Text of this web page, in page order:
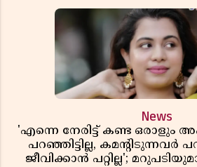
News
'എന്നെ നേരിട്ട് കണ്ട ഒരാളും
പറഞ്ഞിട്ടില്ല,
ജീവിക്കാൻ പറ്റില്ല';